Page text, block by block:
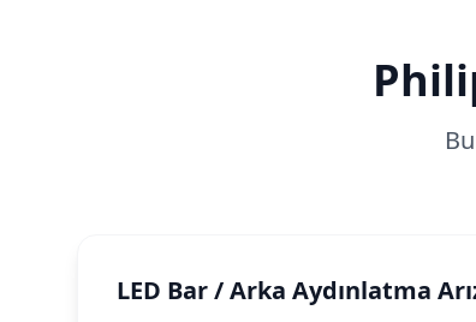
LED Bar / Arka Aydınlatma